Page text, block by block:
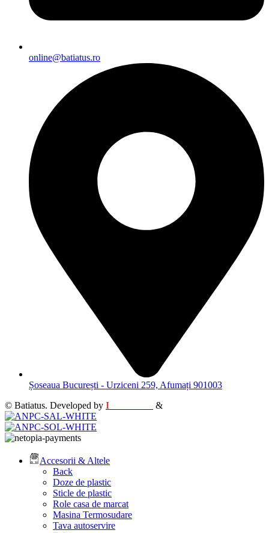
online@batiatus.ro
Șoseaua București - Urziceni 259, Afumați 901003
© Batiatus. Developed by I &
Accesorii & Altele
Back
Doze de plastic
Sticle de plastic
Role casa de marcat
Masina Termosudare
Tava autoservire